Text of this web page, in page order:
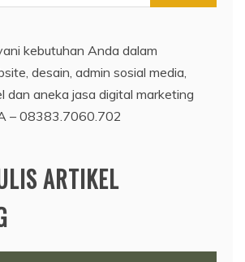
kebutuhan Anda dalam
desain, admin sosial media,
dan aneka jasa digital marketing
– 08383.7060.702
ARTIKEL